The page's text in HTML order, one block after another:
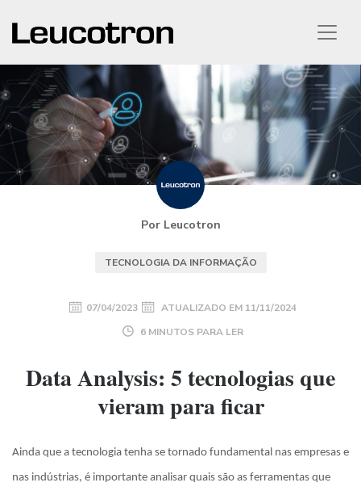
Por Leucotron
TECNOLOGIA DA INFORMAÇÃO
07/04/2023 ATUALIZADO EM 11/11/2024
6 MINUTOS PARA LER
Data Analysis: 5 tecnologias que
vieram para ficar
Ainda que a tecnologia tenha se tornado fundamental nas empresas e
nas indústrias, é importante analisar quais são as ferramentas que